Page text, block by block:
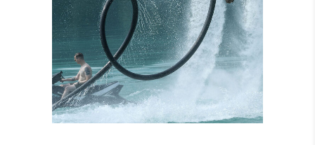
ATTRAZIONI
COMBINATE